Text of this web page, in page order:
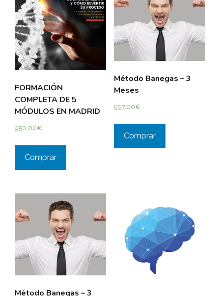
FORMACIÓN
COMPLETA DE 5
MÓDULOS EN MADRID
950,00€
Comprar
Método Banegas – 3
Meses
997,00€
Comprar
Método Banegas – 3